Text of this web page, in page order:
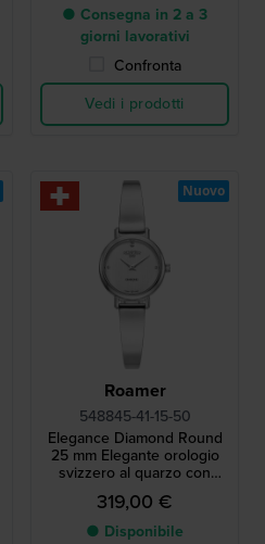
● Consegna in 2 a 3
giorni lavorativi
Confronta
Vedi i prodotti
Roamer
548845-41-15-50
Elegance Diamond Round
25 mm Elegante orologio
svizzero al quarzo con
indici in diamanti autentici
319,00 €
● Disponibile
Nuovo